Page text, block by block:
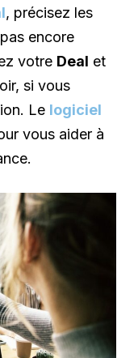
, précisez les
encore
votre Deal et
si vous
Le logiciel
vous aider à